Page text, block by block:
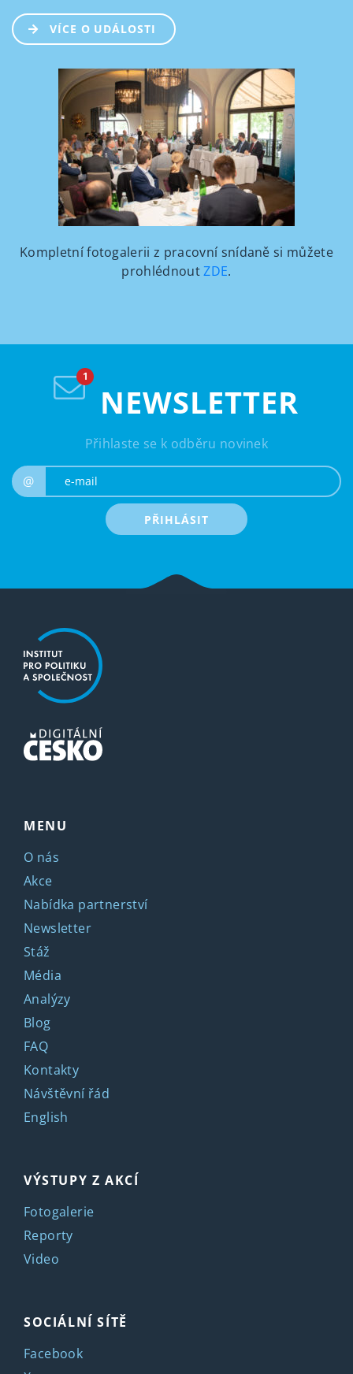
VÍCE O UDÁLOSTI
Kompletní fotogalerii z pracovní snídaně si můžete
prohlédnoutZDE.
NEWSLETTER
Přihlaste se k odběru novinek
@
PŘIHLÁSIT
MENU
O nás
Akce
Nabídka partnerství
Newsletter
Stáž
Média
Analýzy
Blog
FAQ
Kontakty
Návštěvní řád
English
VÝSTUPY Z AKCÍ
Fotogalerie
Reporty
Video
SOCIÁLNÍ SÍTĚ
Facebook